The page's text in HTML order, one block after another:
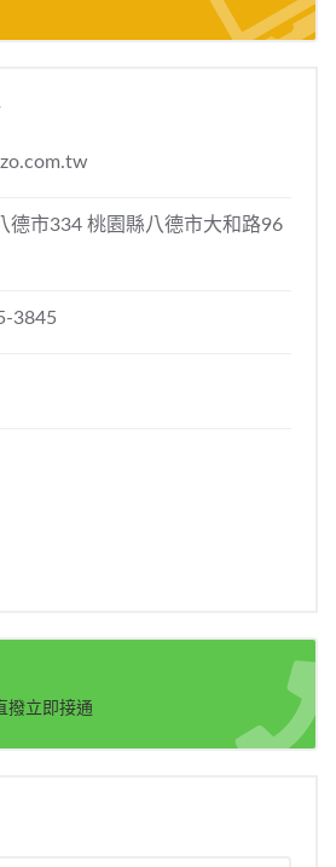
德市334 桃園縣八德市大和路96
3845
撥立即接通